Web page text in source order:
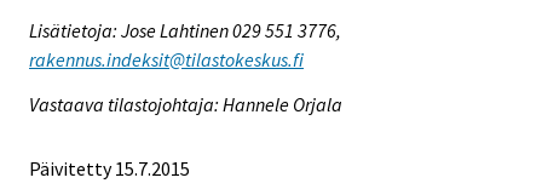
Lisätietoja: Jose Lahtinen 029 551 3776,
rakennus.indeksit@tilastokeskus.fi
Vastaava tilastojohtaja: Hannele Orjala
Päivitetty 15.7.2015